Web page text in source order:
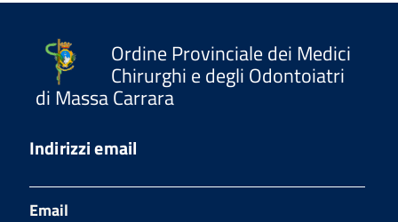
Ordine Provinciale dei Medici
Chirurghi e degli Odontoiatri
di Massa Carrara
Indirizzi email
Email